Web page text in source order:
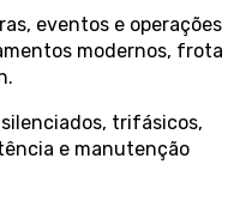
eventos e operações
modernos, frota
trifásicos,
e manutenção